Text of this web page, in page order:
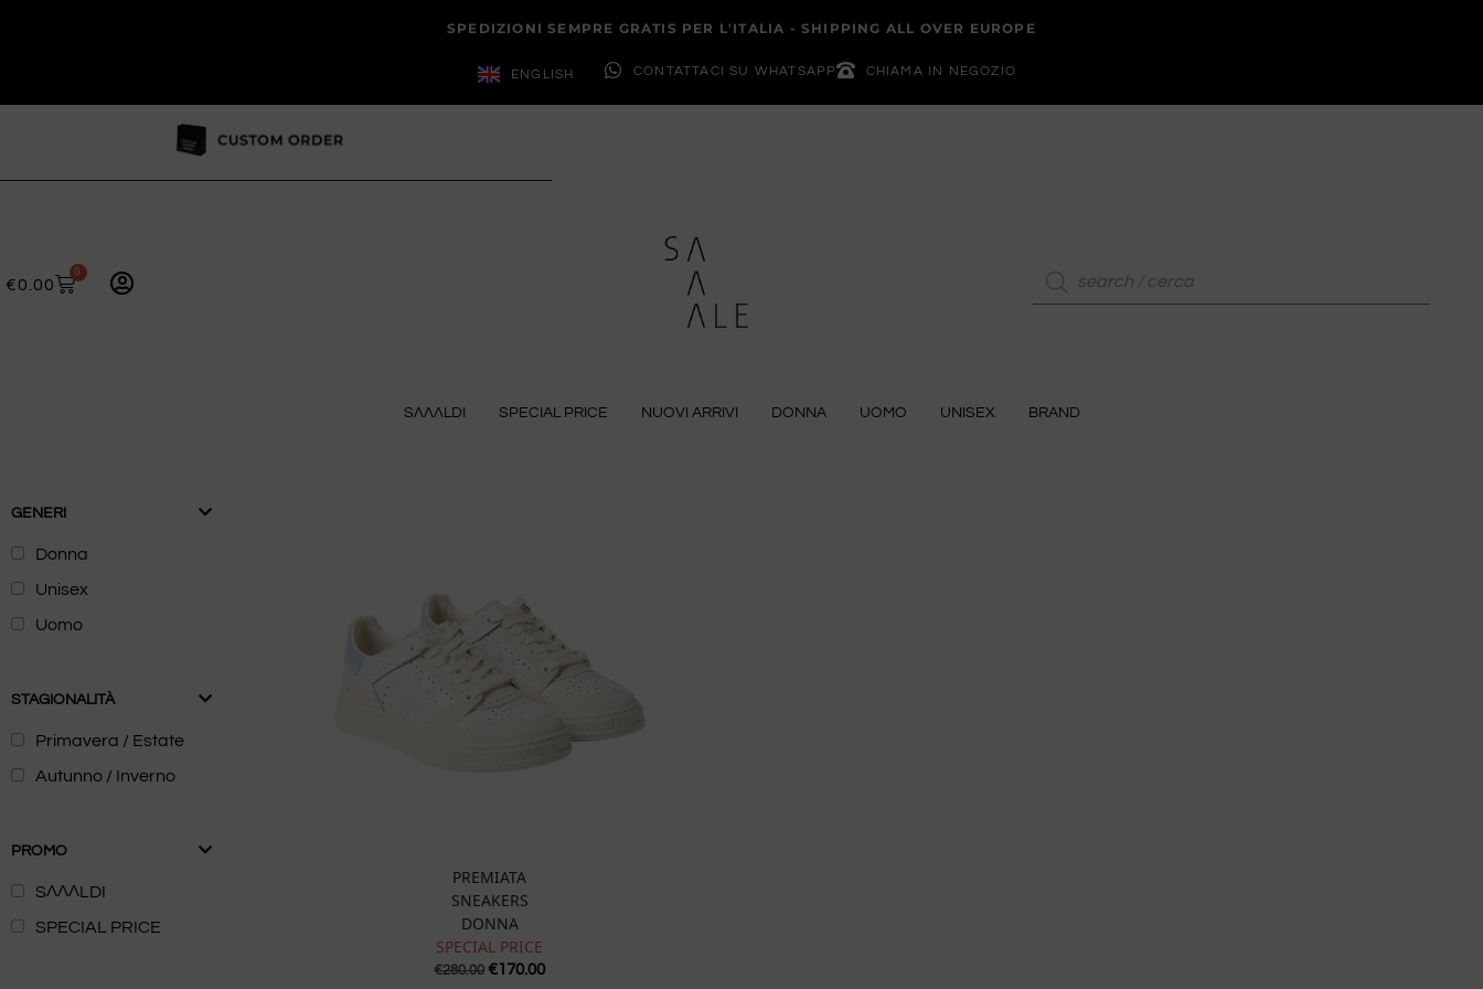
SPEDIZIONI SEMPRE GRATIS PER L'ITALIA - SHIPPING ALL OVER EUROPE
ENGLISH CONTATTACI SU WHATSAPP CHIAMA IN NEGOZIO
€0.00
0
SɅɅɅLDI SPECIAL PRICE NUOVI ARRIVI DONNA UOMO UNISEX BRAND
GENERI
Donna
Unisex
Uomo
STAGIONALITÀ
Primavera / Estate
Autunno / Inverno
PROMO
SɅɅɅLDI
SPECIAL PRICE
PREMIATA
SNEAKERS
DONNA
SPECIAL PRICE
€280.00 €170.00